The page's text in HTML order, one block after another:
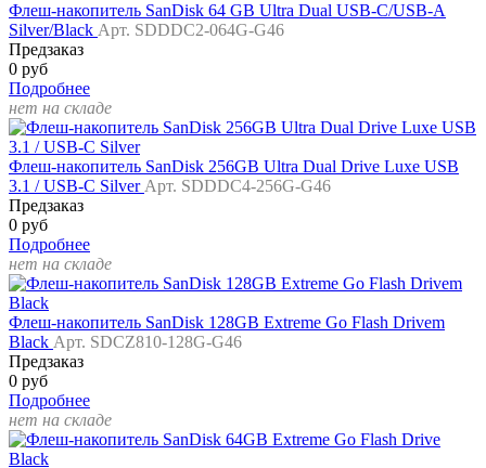
Флеш-накопитель SanDisk 64 GB Ultra Dual USB-C/USB-A
Silver/Black Арт. SDDDC2-064G-G46
Предзаказ
0 руб
Подробнее
нет на складе
Флеш-накопитель SanDisk 256GB Ultra Dual Drive Luxe USB
3.1 / USB-C Silver Арт. SDDDC4-256G-G46
Предзаказ
0 руб
Подробнее
нет на складе
Флеш-накопитель SanDisk 128GB Extreme Go Flash Drivem
Black Арт. SDCZ810-128G-G46
Предзаказ
0 руб
Подробнее
нет на складе